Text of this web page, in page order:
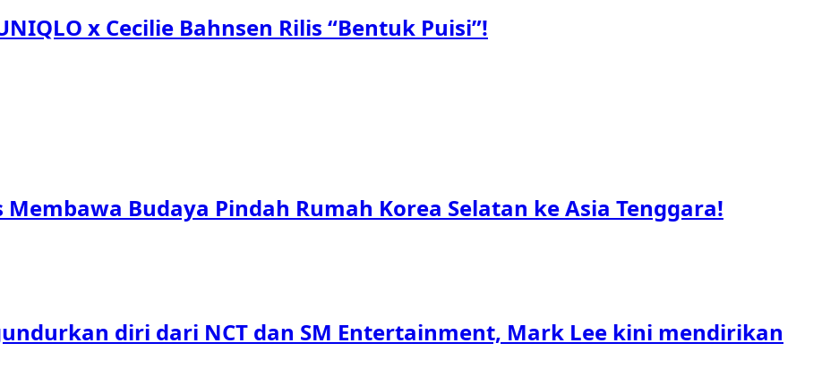
x Cecilie Bahnsen Rilis “Bentuk Puisi”!
Budaya Pindah Rumah Korea Selatan ke Asia Tenggara!
diri dari NCT dan SM Entertainment, Mark Lee kini mendirikan